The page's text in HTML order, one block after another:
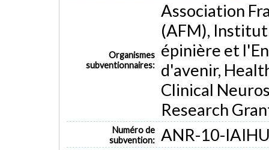
Muscular Atrophy, Spinal/diagnostic imaging/*pathology Spinal
Spinal Muscular Atrophies of Childhood/diagnostic imaging/
*Grey matter and white matter degeneration *Multimodal MRI
Organismes
subventionnaires:
Association
(AFM),
épinière et
d'avenir,
Clinical
Research
Numéro de
subvention: ANR-10-